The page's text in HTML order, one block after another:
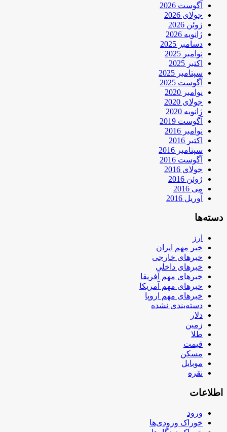
آگوست 2026
جولای 2026
ژوئن 2026
ژانویه 2026
دسامبر 2025
نوامبر 2025
اکتبر 2025
سپتامبر 2025
آگوست 2025
نوامبر 2020
جولای 2020
ژانویه 2020
آگوست 2019
نوامبر 2016
اکتبر 2016
سپتامبر 2016
آگوست 2016
جولای 2016
ژوئن 2016
می 2016
آوریل 2016
دسته‌ها
ارز
خبر مهم ایران
خبرهای خارجی
خبرهای داخلی
خبرهای مهم آفریقا
خبرهای مهم آمریکا
خبرهای مهم اروپا
دسته‌بندی نشده
دلار
زمین
طلا
قیمت
مسکن
موبایل
نقره
اطلاعات
ورود
خوراک ورودی‌ها